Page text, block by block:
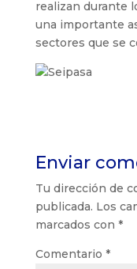
realizan durante
una importante
sectores que se
Enviar
Tu dirección de
publicada. Los
marcados con *
Comentario *